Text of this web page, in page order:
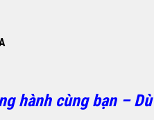
hành cùng bạn –